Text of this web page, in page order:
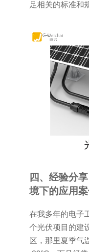
足相关的标准和
四、经验分
境下的应用案
在我多年的电子
个光伏项目的建
区，那里夏季气